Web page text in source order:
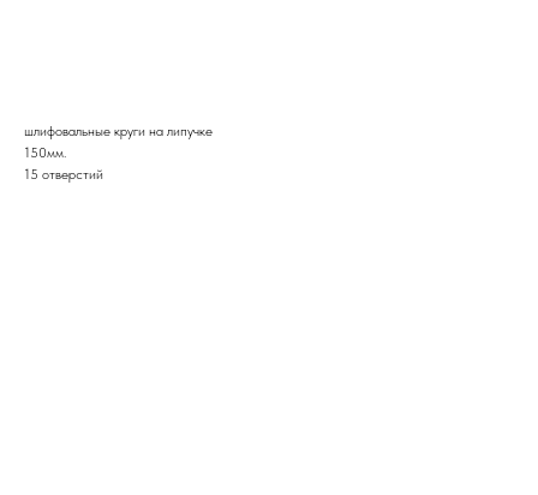
шлифовальные круги на липучке
150мм.
15 отверстий